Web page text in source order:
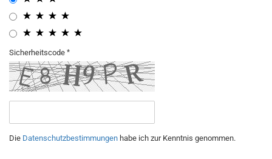
Sicherheitscode
Die Datenschutzbestimmungen habe ich zur Kenntnis genommen.